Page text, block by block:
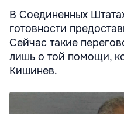
В Соединенных
готовности
Сейчас такие
лишь о той помощи,
Кишинев.